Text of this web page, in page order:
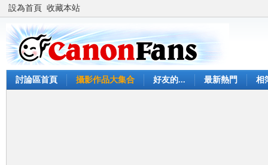
設為首頁 收藏本站
討論區首頁 攝影作品大集合 好友的... 最新熱門 相